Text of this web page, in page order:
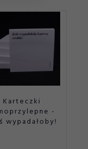
Karteczki
-
wypadałoby!